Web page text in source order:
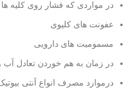
در مواردی که فشار روی کلیه ها
عفونت های کلیوی
مسمومیت های دارویی
در زمان به هم خوردن تعادل آب
درموارد مصرف انواع آنتی